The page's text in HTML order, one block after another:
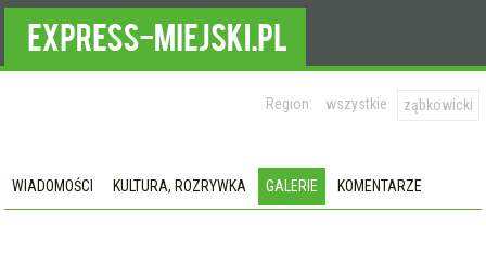
Region: wszystkie ząbkowicki
WIADOMOŚCI KULTURA, ROZRYWKA GALERIE KOMENTARZE